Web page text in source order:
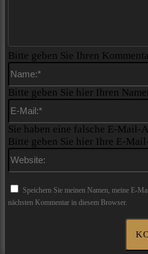
Bitte geben Sie Ihren
Bitte geben Sie hier Ihren
Sie haben eine falsche E-Mail-
Bitte geben Sie hier Ihre E-
Speichern Sie meinen Namen, meine E-
nächsten Kommentar in diesem Browser.